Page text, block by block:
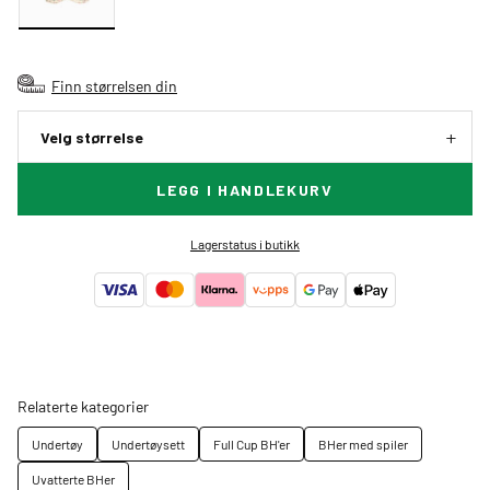
Finn størrelsen din
Velg størrelse
LEGG I HANDLEKURV
Lagerstatus i butikk
Relaterte kategorier
Undertøy Undertøysett Full Cup BH'er
BHer med spiler
Uvatterte BHer